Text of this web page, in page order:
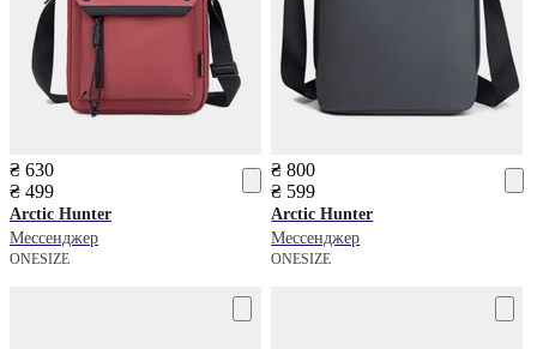
₴ 630
₴ 499
Arctic Hunter
Мессенджер
ONESIZE
₴ 800
₴ 599
Arctic Hunter
Мессенджер
ONESIZE